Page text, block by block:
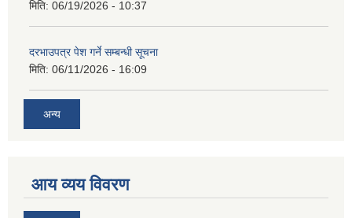
मिति: 06/19/2026 - 10:37
दरभाउपत्र पेश गर्ने सम्बन्धी सूचना
मिति: 06/11/2026 - 16:09
अन्य
आय व्यय विवरण